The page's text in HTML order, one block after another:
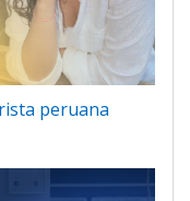
peruana